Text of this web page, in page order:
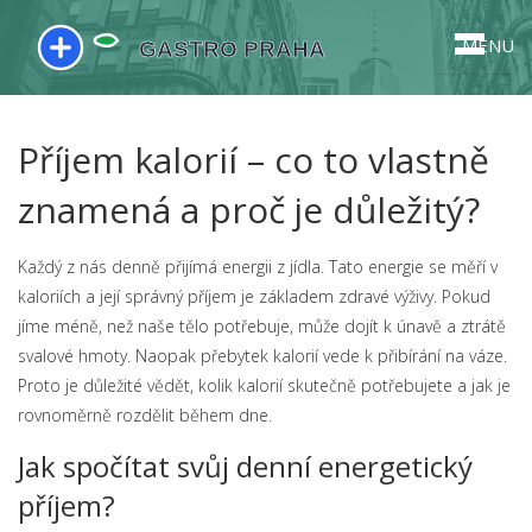
MENU
Příjem kalorií – co to vlastně
znamená a proč je důležitý?
Každý z nás denně přijímá energii z jídla. Tato energie se měří v
kaloriích a její správný příjem je základem zdravé výživy. Pokud
jíme méně, než naše tělo potřebuje, může dojít k únavě a ztrátě
svalové hmoty. Naopak přebytek kalorií vede k přibírání na váze.
Proto je důležité vědět, kolik kalorií skutečně potřebujete a jak je
rovnoměrně rozdělit během dne.
Jak spočítat svůj denní energetický
příjem?